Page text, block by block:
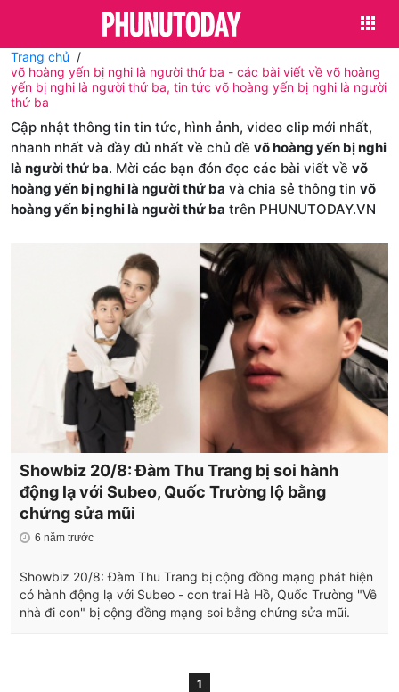
Trang chủ
võ hoàng yến bị nghi là người thứ ba - các bài viết về võ hoàng
yến bị nghi là người thứ ba, tin tức võ hoàng yến bị nghi là người
thứ ba
Cập nhật thông tin tin tức, hình ảnh, video clip mới nhất,
nhanh nhất và đầy đủ nhất về chủ đề võ hoàng yến bị nghi
là người thứ ba. Mời các bạn đón đọc các bài viết về võ
hoàng yến bị nghi là người thứ ba và chia sẻ thông tin võ
hoàng yến bị nghi là người thứ ba trên PHUNUTODAY.VN
Showbiz 20/8: Đàm Thu Trang bị soi hành
động lạ với Subeo, Quốc Trường lộ bằng
chứng sửa mũi
6 năm trước
Showbiz 20/8: Đàm Thu Trang bị cộng đồng mạng phát hiện
có hành động lạ với Subeo - con trai Hà Hồ, Quốc Trường "Về
nhà đi con" bị cộng đồng mạng soi bằng chứng sửa mũi.
1